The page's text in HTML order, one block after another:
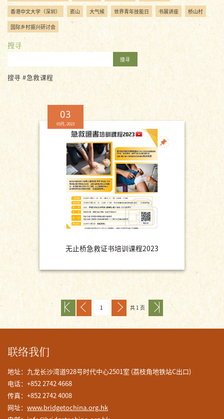
香港中文大学（深圳） 嵛山 大气候 世界青年技能日 书展讲座 桥山村
国际乡村振兴研讨会
搜寻
搜寻
搜寻 #急救课程
03
03月, 2023
无止桥急救证书培训课程2023
共 1 页
联络我们
地址：九龙长沙湾道928号时代中心2501室 (荔枝角地铁站C出口)
电话：+852 2742 4668
传真：+852 2742 4008
网址： www.bridgetochina.org.hk